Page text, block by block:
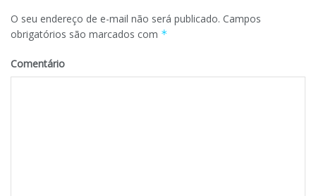
O seu endereço de e-mail não será publicado. Campos
obrigatórios são marcados com *
Comentário